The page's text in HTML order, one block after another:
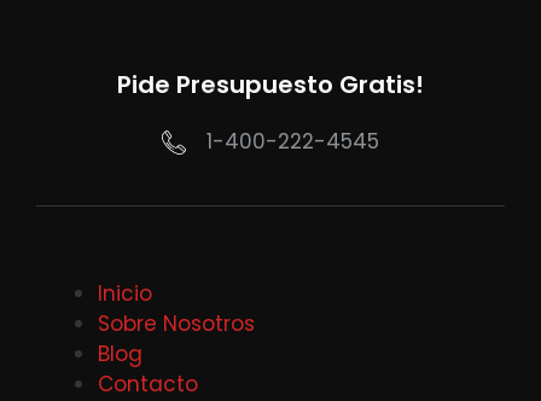
Pide Presupuesto Gratis!
1-400-222-4545
Inicio
Sobre Nosotros
Blog
Contacto